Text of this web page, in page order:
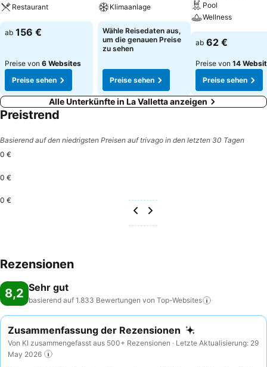
Restaurant
ab 156 €
Preise von 6 Websites
Preise sehen
Klimaanlage
Wähle Reisedaten aus,
um die genauen Preise
zu sehen
Preise sehen
Pool
Wellness
ab 62 €
Preise von 14
Preise sehen
Alle Unterkünfte in La Valletta anzeigen
Preistrend
Basierend auf den niedrigsten Preisen auf trivago in den letzten 30 Tagen
0 €
0 €
0 €
Rezensionen
8,2 Sehr gut
basierend auf 1.833 Bewertungen von Top-Websites
Zusammenfassung der Rezensionen
Von KI zusammengefasst aus 500+ Rezensionen · Letzte Aktualisierung: 29
May 2026